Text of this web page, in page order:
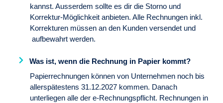
kannst. Ausserdem sollte es dir die Storno und
Korrektur-Möglichkeit anbieten. Alle Rechnungen inkl.
Korrekturen müssen an den Kunden versendet und
aufbewahrt werden.
Was ist, wenn die Rechnung in Papier kommt?
Papierrechnungen können von Unternehmen noch bis
allerspätestens 31.12.2027 kommen. Danach
unterliegen alle der e-Rechnungspflicht. Rechnungen in